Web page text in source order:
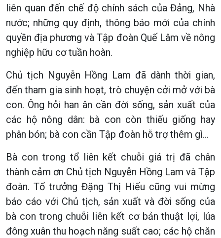
liên quan đến chế độ chính sách của Đảng, Nhà
nước; những quy định, thông báo mới của chính
quyền địa phương và Tập đoàn Quế Lâm về nông
nghiệp hữu cơ tuần hoàn.
Chủ tịch Nguyễn Hồng Lam đã dành thời gian,
đến tham gia sinh hoạt, trò chuyện cởi mở với bà
con. Ông hỏi han ân cần đời sống, sản xuất của
các hộ nông dân: bà con còn thiếu giống hay
phân bón; bà con cần Tập đoàn hỗ trợ thêm gì…
Bà con trong tổ liên kết chuỗi giá trị đã chân
thành cảm ơn Chủ tịch Nguyễn Hồng Lam và Tập
đoàn. Tổ trưởng Đặng Thị Hiếu cũng vui mừng
báo cáo với Chủ tịch, sản xuất và đời sống của
bà con trong chuỗi liên kết cơ bản thuật lợi, lúa
đông xuân thu hoạch năng suất cao; các hộ chăn